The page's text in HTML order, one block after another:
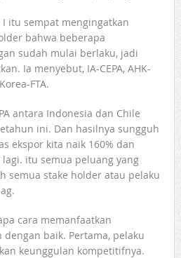
itu sempat mengingatkan
bahwa beberapa
sudah mulai berlaku, jadi
Ia menyebut, IA-CEPA, AHK-
FTA.
antara Indonesia dan Chile
ini. Dan hasilnya sungguh
ekspor kita naik 160% dan
itu semua peluang yang
semua stake holder atau pelaku
cara memanfaatkan
baik. Pertama, pelaku
keunggulan kompetitifnya.